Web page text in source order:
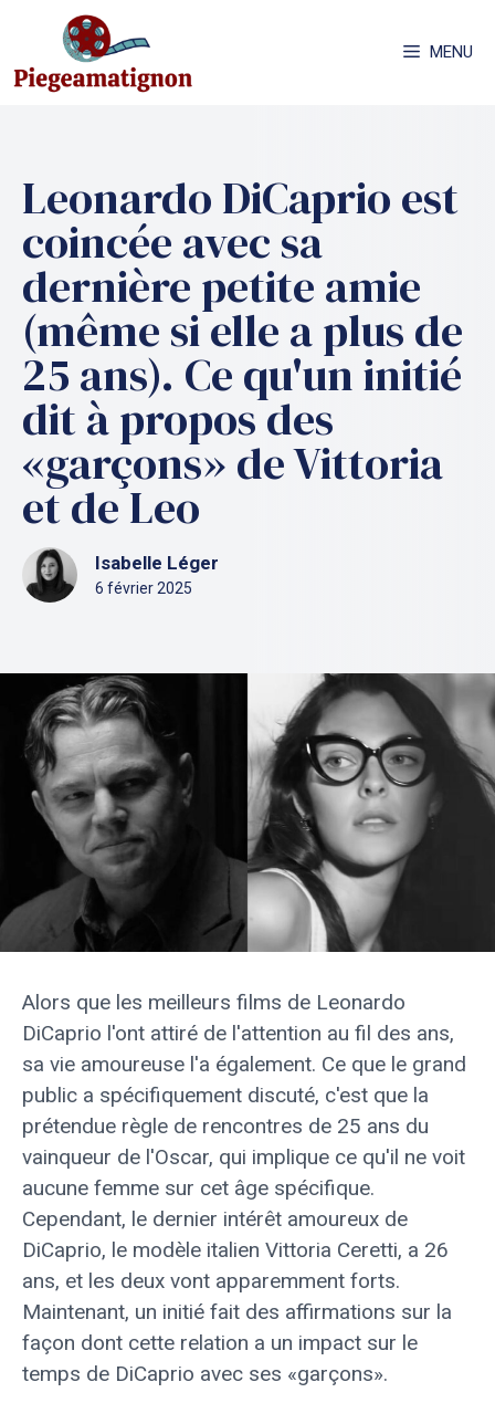
contenu
MENU
Leonardo DiCaprio est
coincée avec sa
dernière petite amie
(même si elle a plus de
25 ans). Ce qu'un initié
dit à propos des
«garçons» de Vittoria
et de Leo
Isabelle Léger
6 février 2025
Alors que les meilleurs films de Leonardo
DiCaprio l'ont attiré de l'attention au fil des ans,
sa vie amoureuse l'a également. Ce que le grand
public a spécifiquement discuté, c'est que la
prétendue règle de rencontres de 25 ans du
vainqueur de l'Oscar, qui implique ce qu'il ne voit
aucune femme sur cet âge spécifique.
Cependant, le dernier intérêt amoureux de
DiCaprio, le modèle italien Vittoria Ceretti, a 26
ans, et les deux vont apparemment forts.
Maintenant, un initié fait des affirmations sur la
façon dont cette relation a un impact sur le
temps de DiCaprio avec ses «garçons».